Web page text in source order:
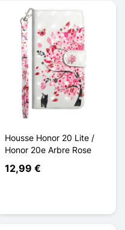
Housse Honor 20 Lite /
Honor 20e Arbre Rose
12,99 €